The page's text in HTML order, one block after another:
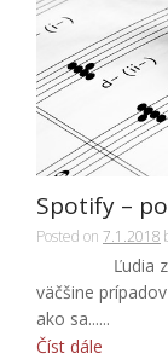
Spotify –
Posted on 7.1.2018
Ľudia
väčšine
ako sa......
Číst dále